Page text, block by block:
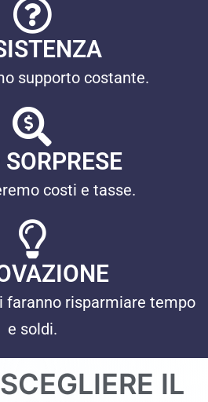
supporto costante.
SORPRESE
costi e tasse.
faranno risparmiare tempo
e soldi.
IL